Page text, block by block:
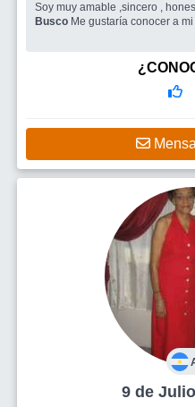
Soy muy amable ,sincero ,
Busco Me gustaría conocer a